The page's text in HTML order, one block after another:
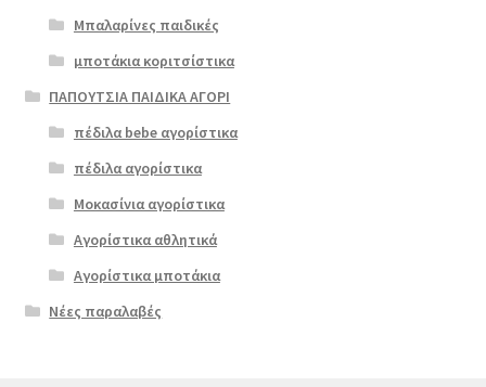
Μπαλαρίνες παιδικές
μποτάκια κοριτσίστικα
ΠΑΠΟΥΤΣΙΑ ΠΑΙΔΙΚΑ ΑΓΟΡΙ
πέδιλα bebe αγορίστικα
πέδιλα αγορίστικα
Μοκασίνια αγορίστικα
Αγορίστικα αθλητικά
Αγορίστικα μποτάκια
Νέες παραλαβές